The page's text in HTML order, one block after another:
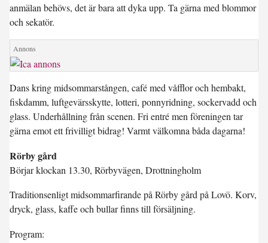
anmälan behövs, det är bara att dyka upp. Ta gärna med blommor
och sekatör.
Dans kring midsommarstången, café med våfflor och hembakt,
fiskdamm, luftgevärsskytte, lotteri, ponnyridning, sockervadd och
glass. Underhållning från scenen. Fri entré men föreningen tar
gärna emot ett frivilligt bidrag! Varmt välkomna båda dagarna!
Rörby gård
Börjar klockan 13.30, Rörbyvägen, Drottningholm
Traditionsenligt midsommarfirande på Rörby gård på Lovö. Korv,
dryck, glass, kaffe och bullar finns till försäljning.
Program: